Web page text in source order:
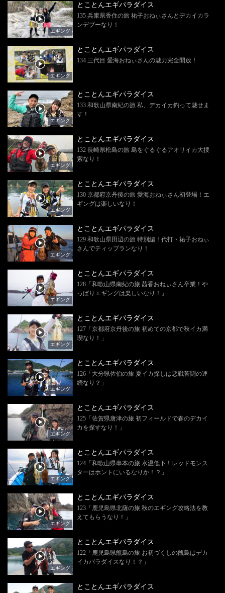
エギング
とことんエギパラダイス
135 兵庫県香住の旅 祐子おねぃさんとデカイカラ
ンデブーなり！
エギング
とことんエギパラダイス
134 三代目 愛海おねぃさんの魅力完全開放！
エギング
とことんエギパラダイス
133 和歌山県南紀の旅 私、デカイカ釣って魅せま
す！
エギング
とことんエギパラダイス
132 長崎県松島の旅 島をぐるぐるアオリイカ大捜
索なり！
エギング
とことんエギパラダイス
130 京都府京丹後の旅 愛海おねぃさん初登場！エ
ギングは楽しいなり！
エギング
とことんエギパラダイス
129 和歌山県田辺の旅 特別編！代打・祐子おねぃ
さんでティップランなり！
エギング
とことんエギパラダイス
128「和歌山県南紀の旅 茜香おねぃさん卒業！や
っぱりエギングは楽しいなり！」
エギング
とことんエギパラダイス
127「京都府京丹後の旅 初めての京都で秋イカ満
喫なり！」
エギング
とことんエギパラダイス
126「大分県佐伯の旅 夏イカ探しは悪戦苦闘の連
続なり？」
エギング
とことんエギパラダイス
125「佐賀県唐津の旅 初フィールドで春のデカイ
カを探すなり！」
エギング
とことんエギパラダイス
124「和歌山県串本の旅 水温低下！レッドモンス
ターはホントにいるなりか！？」
エギング
とことんエギパラダイス
123「鹿児島県北薩の旅 秋のエギング攻略法を教
えてもらうなり！」
エギング
とことんエギパラダイス
122「鹿児島県甑島の旅 お初づくしの甑島はデカ
イカパラダイスなり！？」
とことんエギパラダイス